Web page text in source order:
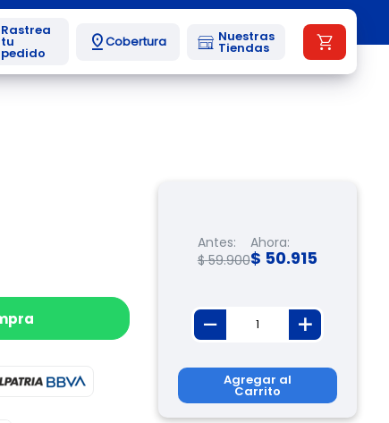
Cobertura Nuestras
Tiendas
Antes:
$ 59.900
Ahora:
$ 50.915
Agregar al
Carrito